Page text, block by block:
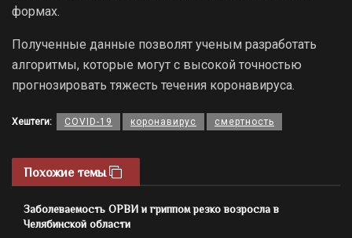
формах.
Полученные данные позволят ученым разработать
алгоритмы, которые могут с высокой точностью
прогнозировать тяжесть течения коронавируса.
Хештеги: COVID-19 коронавирус смертность
Похожие темы
Заболеваемость ОРВИ и гриппом резко возросла в
Челябинской области